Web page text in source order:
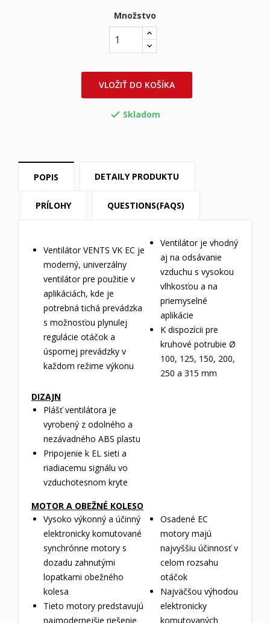
Množstvo
VLOŽIŤ DO KOŠÍKA
 Skladom
POPIS DETAILY PRODUKTU
PRÍLOHY QUESTIONS(FAQS)
Ventilátor VENTS VK EC je
moderný, univerzálny
ventilátor pre použitie v
aplikáciách, kde je
potrebná tichá prevádzka
s možnosťou plynulej
regulácie otáčok a
úspornej prevádzky v
každom režime výkonu
Ventilátor je vhodný
aj na odsávanie
vzduchu s vysokou
vlhkosťou a na
priemyselné
aplikácie
K dispozícii pre
kruhové potrubie Ø
100, 125, 150, 200,
250 a 315 mm
DIZAJN
Plášť ventilátora je
vyrobený z odolného a
nezávadného ABS plastu
Pripojenie k EL sieti a
riadiacemu signálu vo
vzduchotesnom kryte
MOTOR A OBEŽNÉ KOLESO
Vysoko výkonný a účinný
elektronicky komutované
synchrónne motory s
dozadu zahnutými
lopatkami obežného
kolesa
Tieto motory predstavujú
najmodernejšie riešenie
Osadené EC
motory majú
najvyššiu účinnosť v
celom rozsahu
otáčok
Najväčšou výhodou
elektronicky
komutovaných